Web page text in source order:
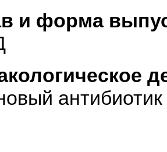
и форма
антибиотик